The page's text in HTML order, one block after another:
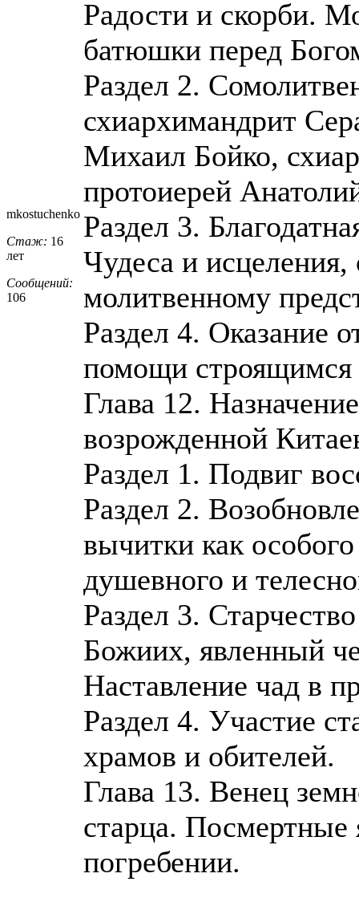
mkostuchenko
Стаж: 16
лет
Сообщений:
106
Радости и скорби.
батюшки перед
Раздел 2.
схиархимандрит
Михаил Бойко,
протоиерей
Раздел 3.
Чудеса и
молитвенному
Раздел 4. Оказание
помощи
Глава 12.
возрожденной
Раздел 1. Подвиг
Раздел 2.
вычитки как
душевного и
Раздел 3.
Божиих, явленный
Наставление чад в
Раздел 4. Участие
храмов и обителей.
Глава 13. Венец
старца.
погребении.